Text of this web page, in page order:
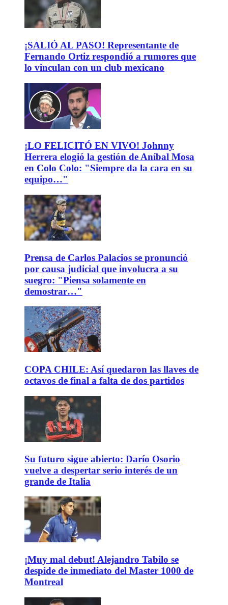
¡SALIÓ AL PASO! Representante de
Fernando Ortiz respondió a rumores que
lo vinculan con un club mexicano
¡LO FELICITÓ EN VIVO! Johnny
Herrera elogió la gestión de Aníbal Mosa
en Colo Colo: "Siempre da la cara en su
equipo…"
Prensa de Carlos Palacios se pronunció
por causa judicial que involucra a su
suegro: "Piensa solamente en
demostrar…"
COPA CHILE: Así quedaron las llaves de
octavos de final a falta de dos partidos
Su futuro sigue abierto: Darío Osorio
vuelve a despertar serio interés de un
grande de Italia
¡Muy mal debut! Alejandro Tabilo se
despide de inmediato del Master 1000 de
Montreal